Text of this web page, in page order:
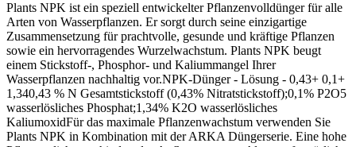
Plants NPK ist ein speziell entwickelter Pflanzenvolldünger für alle
Arten von Wasserpflanzen. Er sorgt durch seine einzigartige
Zusammensetzung für prachtvolle, gesunde und kräftige Pflanzen
sowie ein hervorragendes Wurzelwachstum. Plants NPK beugt
einem Stickstoff-, Phosphor- und Kaliummangel Ihrer
Wasserpflanzen nachhaltig vor.NPK-Dünger - Lösung - 0,43+ 0,1+
1,340,43 % N Gesamtstickstoff (0,43% Nitratstickstoff);0,1% P2O5
wasserlösliches Phosphat;1,34% K2O wasserlösliches
KaliumoxidFür das maximale Pflanzenwachstum verwenden Sie
Plants NPK in Kombination mit der ARKA Düngerserie. Eine hohe